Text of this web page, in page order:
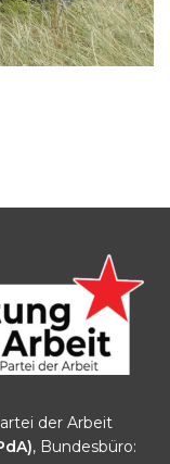
der Arbeit
, Bundesbüro: